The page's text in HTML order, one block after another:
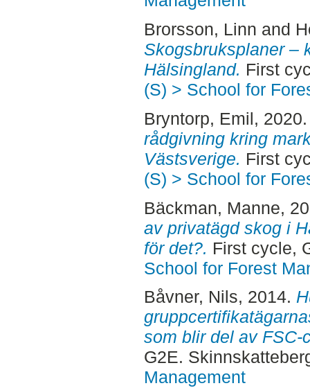
Brorsson, Linn and
Skogsbruksplaner –
Hälsingland. First
(S) > School for
Bryntorp, Emil,
rådgivning kring
Västsverige. First
(S) > School for
Bäckman, Manne,
av privatägd skog i
för det?. First cycle,
School for Forest
Båvner, Nils, 2014.
som blir del av FSC-
G2E.
Management